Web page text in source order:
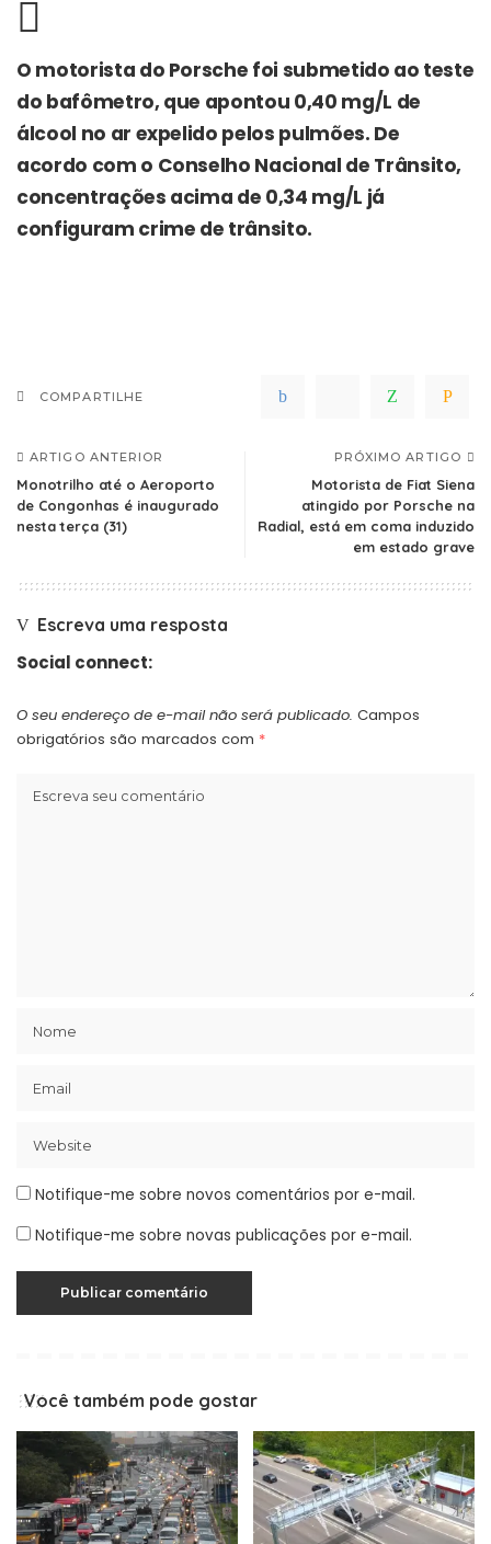
O motorista do Porsche foi submetido ao teste
do bafômetro, que apontou 0,40 mg/L de
álcool no ar expelido pelos pulmões. De
acordo com o Conselho Nacional de Trânsito,
concentrações acima de 0,34 mg/L já
configuram crime de trânsito.
COMPARTILHE
ARTIGO ANTERIOR
Monotrilho até o Aeroporto
de Congonhas é inaugurado
nesta terça (31)
PRÓXIMO ARTIGO
Motorista de Fiat Siena
atingido por Porsche na
Radial, está em coma induzido
em estado grave
Escreva uma resposta
Social connect:
O seu endereço de e-mail não será publicado. Campos
obrigatórios são marcados com *
Notifique-me sobre novos comentários por e-mail.
Notifique-me sobre novas publicações por e-mail.
Você também pode gostar